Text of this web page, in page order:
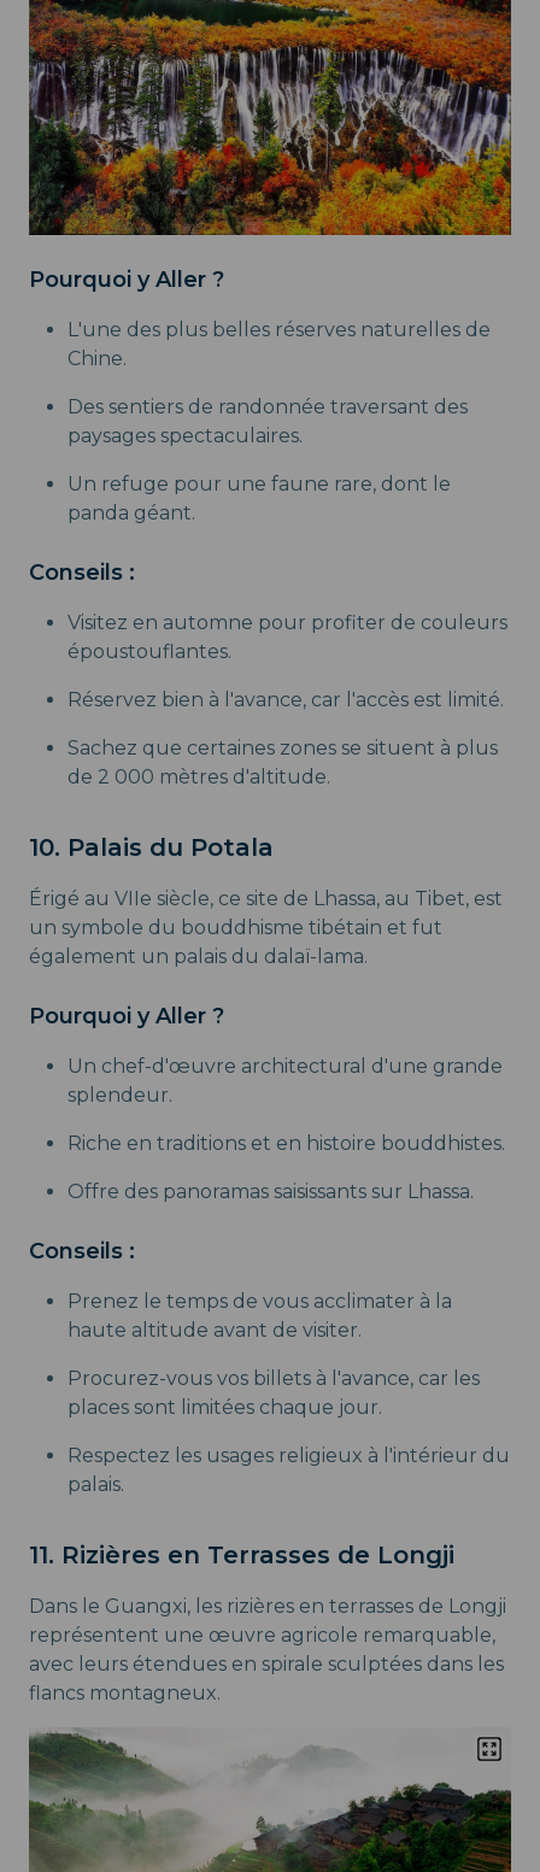
Pourquoi y Aller ?
L'une des plus belles réserves naturelles de
Chine.
Des sentiers de randonnée traversant des
paysages spectaculaires.
Un refuge pour une faune rare, dont le
panda géant.
Conseils :
Visitez en automne pour profiter de couleurs
époustouflantes.
Réservez bien à l'avance, car l'accès est limité.
Sachez que certaines zones se situent à plus
de 2 000 mètres d'altitude.
10. Palais du Potala
Érigé au VIIe siècle, ce site de Lhassa, au Tibet, est
un symbole du bouddhisme tibétain et fut
également un palais du dalaï-lama.
Pourquoi y Aller ?
Un chef-d'œuvre architectural d'une grande
splendeur.
Riche en traditions et en histoire bouddhistes.
Offre des panoramas saisissants sur Lhassa.
Conseils :
Prenez le temps de vous acclimater à la
haute altitude avant de visiter.
Procurez-vous vos billets à l'avance, car les
places sont limitées chaque jour.
Respectez les usages religieux à l'intérieur du
palais.
11. Rizières en Terrasses de Longji
Dans le Guangxi, les rizières en terrasses de Longji
représentent une œuvre agricole remarquable,
avec leurs étendues en spirale sculptées dans les
flancs montagneux.